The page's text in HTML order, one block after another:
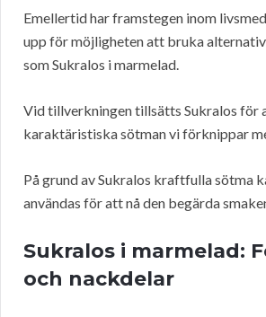
Emellertid har framstegen inom
upp för möjligheten att bruka
som Sukralos i marmelad.
Vid tillverkningen tillsätts Sukralos för
karaktäristiska sötman vi förknippar
På grund av Sukralos kraftfulla sötma
användas för att nå den begärda
Sukralos i marmelad:
och nackdelar